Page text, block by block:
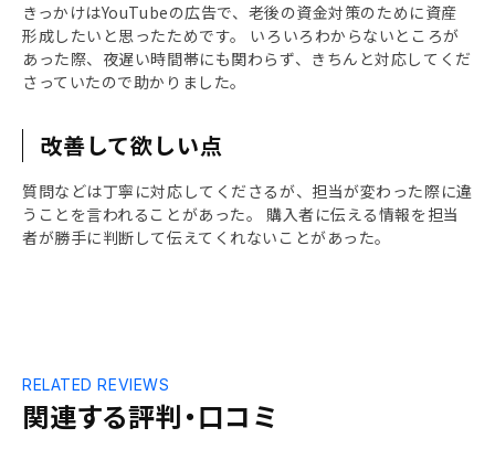
きっかけはYouTubeの広告で、老後の資金対策のために資産
形成したいと思ったためです。 いろいろわからないところが
あった際、夜遅い時間帯にも関わらず、きちんと対応してくだ
さっていたので助かりました。
改善して欲しい点
質問などは丁寧に対応してくださるが、担当が変わった際に違
うことを言われることがあった。 購入者に伝える情報を担当
者が勝手に判断して伝えてくれないことがあった。
関連する評判・口コミ
RELATED REVIEWS